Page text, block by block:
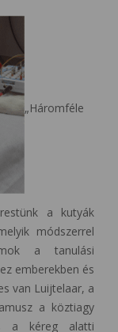
„Háromféle
a kutyák
módszerrel
a tanulási
emberekben és
van Luijtelaar, a
a köztiagy
a kéreg alatti